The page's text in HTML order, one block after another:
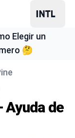
Elegir un
🤔
Ayuda de